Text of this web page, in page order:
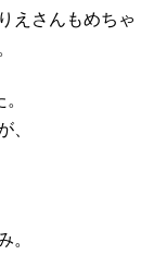
えさんもめちゃ
、
。